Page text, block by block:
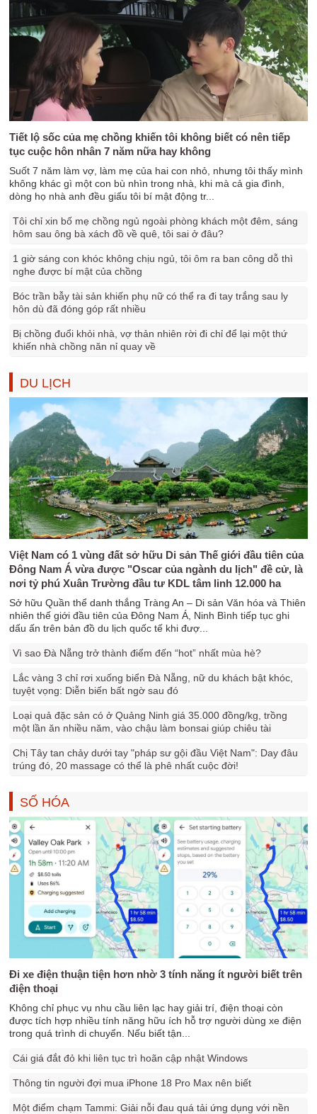
Tiết lộ sốc của mẹ chồng khiến tôi không biết có nên tiếp
tục cuộc hôn nhân 7 năm nữa hay không
Suốt 7 năm làm vợ, làm mẹ của hai con nhỏ, nhưng tôi thấy mình
không khác gì một con bù nhìn trong nhà, khi mà cả gia đình,
dòng họ nhà anh đều giấu tôi bí mật động tr...
Tôi chỉ xin bố mẹ chồng ngủ ngoài phòng khách một đêm, sáng
hôm sau ông bà xách đồ về quê, tôi sai ở đâu?
1 giờ sáng con khóc không chịu ngủ, tôi ôm ra ban công dỗ thì
nghe được bí mật của chồng
Bóc trần bẫy tài sản khiến phụ nữ có thể ra đi tay trắng sau ly
hôn dù đã đóng góp rất nhiều
Bị chồng đuổi khỏi nhà, vợ thản nhiên rời đi chỉ để lại một thứ
khiến nhà chồng năn nỉ quay về
DU LỊCH
Việt Nam có 1 vùng đất sở hữu Di sản Thế giới đầu tiên của
Đông Nam Á vừa được "Oscar của ngành du lịch" đề cử, là
nơi tỷ phú Xuân Trường đầu tư KDL tâm linh 12.000 ha
Sở hữu Quần thể danh thắng Tràng An – Di sản Văn hóa và Thiên
nhiên thế giới đầu tiên của Đông Nam Á, Ninh Bình tiếp tục ghi
dấu ấn trên bản đồ du lịch quốc tế khi đượ...
Vì sao Đà Nẵng trở thành điểm đến “hot” nhất mùa hè?
Lắc vàng 3 chỉ rơi xuống biển Đà Nẵng, nữ du khách bật khóc,
tuyệt vọng: Diễn biến bất ngờ sau đó
Loại quả đặc sản có ở Quảng Ninh giá 35.000 đồng/kg, trồng
một lần ăn nhiều năm, vào chậu làm bonsai giúp chiêu tài
Chị Tây tan chảy dưới tay "pháp sư gội đầu Việt Nam": Day đâu
trúng đó, 20 massage có thể là phê nhất cuộc đời!
SỐ HÓA
Đi xe điện thuận tiện hơn nhờ 3 tính năng ít người biết trên
điện thoại
Không chỉ phục vụ nhu cầu liên lạc hay giải trí, điện thoại còn
được tích hợp nhiều tính năng hữu ích hỗ trợ người dùng xe điện
trong quá trình di chuyển. Nếu biết tận...
Cái giá đắt đỏ khi liên tục trì hoãn cập nhật Windows
Thông tin người đợi mua iPhone 18 Pro Max nên biết
Một điểm chạm Tammi: Giải nỗi đau quá tải ứng dụng với nền